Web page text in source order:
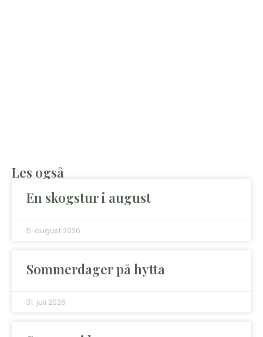
Les også
En skogstur i august
5. august 2026
Sommerdager på hytta
31. juli 2026